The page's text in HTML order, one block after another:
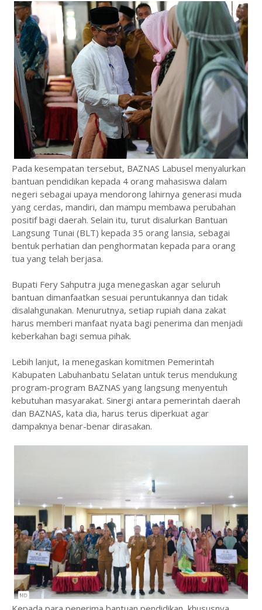
‎Pada kesempatan tersebut, BAZNAS Labusel menyalurkan
bantuan pendidikan kepada 4 orang mahasiswa dalam
negeri sebagai upaya mendorong lahirnya generasi muda
yang cerdas, mandiri, dan mampu membawa perubahan
positif bagi daerah. Selain itu, turut disalurkan Bantuan
Langsung Tunai (BLT) kepada 35 orang lansia, sebagai
bentuk perhatian dan penghormatan kepada para orang
tua yang telah berjasa.
‎Bupati Fery Sahputra juga menegaskan agar seluruh
bantuan dimanfaatkan sesuai peruntukannya dan tidak
disalahgunakan. Menurutnya, setiap rupiah dana zakat
harus memberi manfaat nyata bagi penerima dan menjadi
keberkahan bagi semua pihak.
‎Lebih lanjut, Ia menegaskan komitmen Pemerintah
Kabupaten Labuhanbatu Selatan untuk terus mendukung
program-program BAZNAS yang langsung menyentuh
kebutuhan masyarakat. Sinergi antara pemerintah daerah
dan BAZNAS, kata dia, harus terus diperkuat agar
dampaknya benar-benar dirasakan.